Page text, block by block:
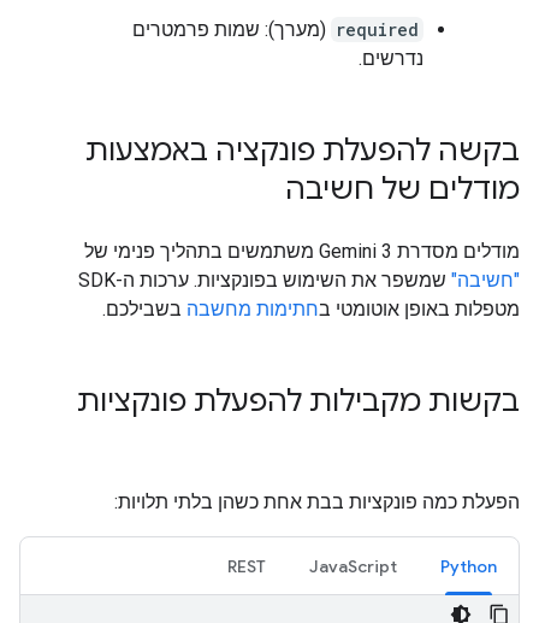
required (מערך): שמות פרמטרים
נדרשים.
בקשה להפעלת פונקציה באמצעות
מודלים של חשיבה
מודלים מסדרת Gemini 3 משתמשים בתהליך פנימי של
"חשיבה"
שמשפר את השימוש בפונקציות. ערכות ה-SDK
מטפלות באופן אוטומטי בחתימות מחשבה בשבילכם.
בקשות מקבילות להפעלת פונקציות
הפעלת כמה פונקציות בבת אחת כשהן בלתי תלויות:
Python
JavaScript
REST